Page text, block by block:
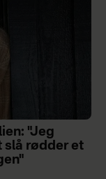
"Jeg
slå rødder et